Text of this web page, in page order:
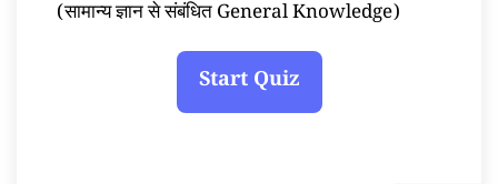
(सामान्य ज्ञान से संबंधित General Knowledge)